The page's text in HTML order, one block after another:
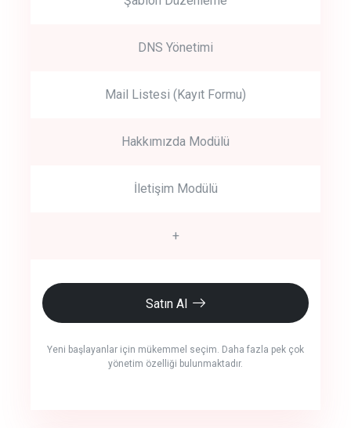
DNS Yönetimi
Mail Listesi (Kayıt Formu)
Hakkımızda Modülü
İletişim Modülü
+
Satın Al
Yeni başlayanlar için mükemmel seçim. Daha fazla pek çok
yönetim özelliği bulunmaktadır.